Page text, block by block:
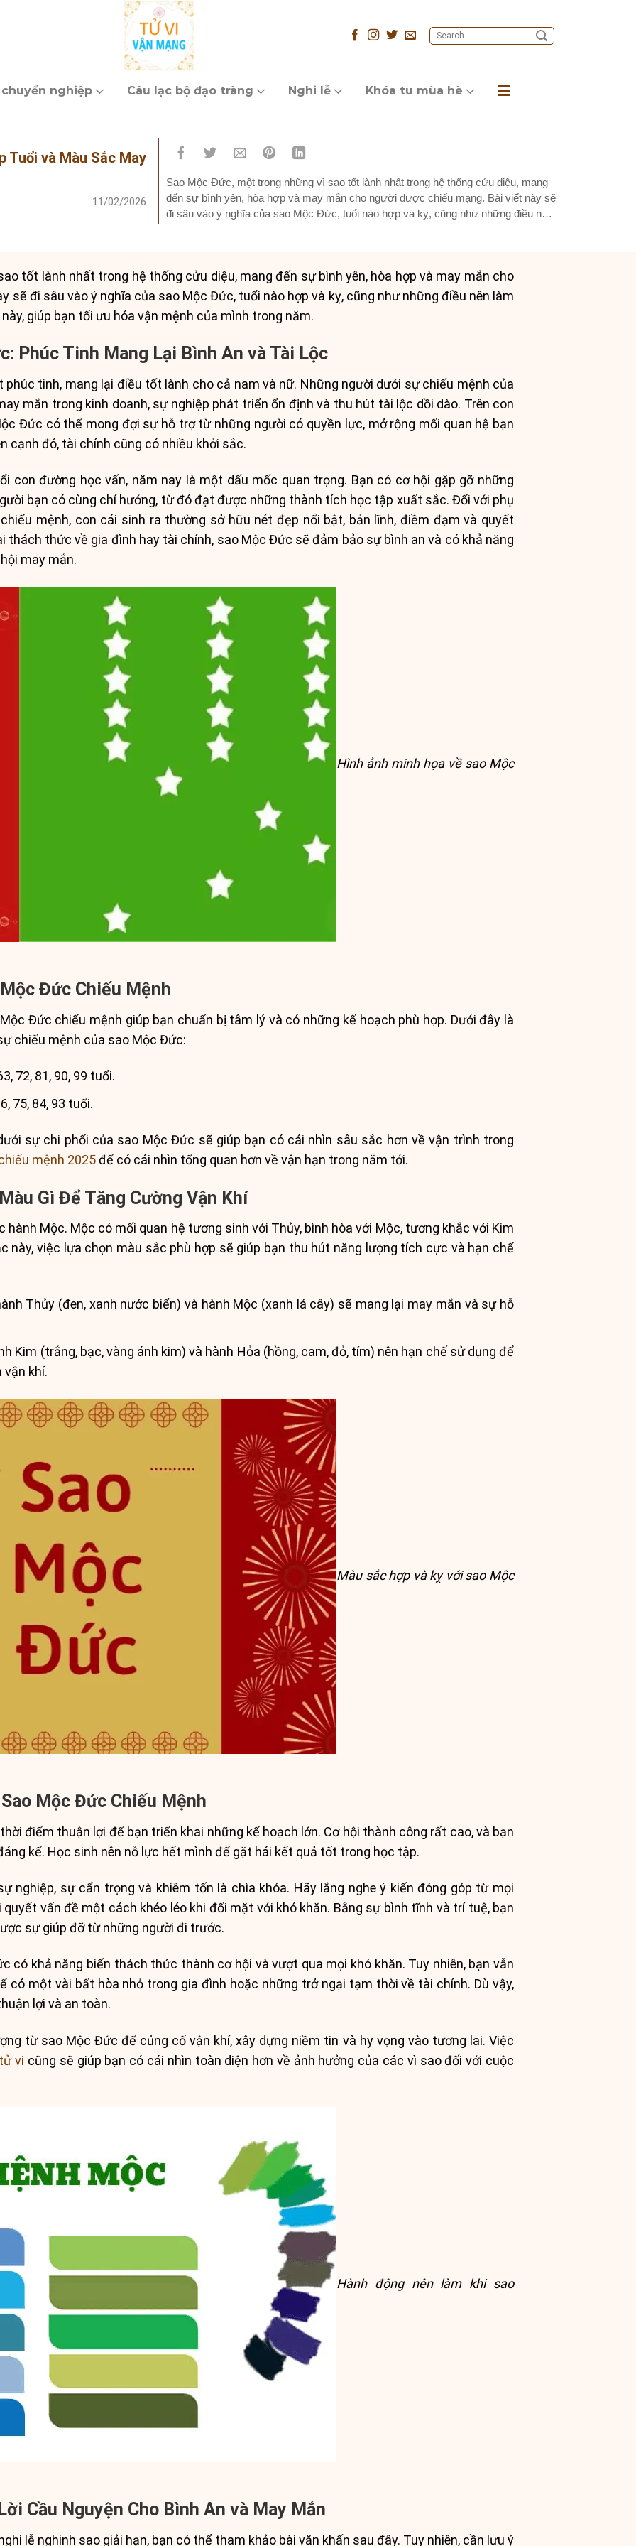
nghiệp Câu lạc bộ đạo tràng Nghi lễ Khóa tu mùa hè
Tuổi và Màu Sắc May
11/02/2026
Sao Mộc Đức, một trong những vì sao tốt lành nhất trong hệ thống cửu diệu, mang
đến sự bình yên, hòa hợp và may mắn cho người được chiếu mạng. Bài viết này sẽ
đi sâu vào ý nghĩa của sao Mộc Đức, tuổi nào hợp và kỵ, cũng như những điều nên
tốt lành nhất trong hệ thống cửu diệu, mang đến sự bình yên, hòa hợp và may mắn cho
sẽ đi sâu vào ý nghĩa của sao Mộc Đức, tuổi nào hợp và kỵ, cũng như những điều nên làm
giúp bạn tối ưu hóa vận mệnh của mình trong năm.
Phúc Tinh Mang Lại Bình An và Tài Lộc
tinh, mang lại điều tốt lành cho cả nam và nữ. Những người dưới sự chiếu mệnh của
mắn trong kinh doanh, sự nghiệp phát triển ổn định và thu hút tài lộc dồi dào. Trên con
Đức có thể mong đợi sự hỗ trợ từ những người có quyền lực, mở rộng mối quan hệ bạn
cạnh đó, tài chính cũng có nhiều khởi sắc.
con đường học vấn, năm nay là một dấu mốc quan trọng. Bạn có cơ hội gặp gỡ những
bạn có cùng chí hướng, từ đó đạt được những thành tích học tập xuất sắc. Đối với phụ
mệnh, con cái sinh ra thường sở hữu nét đẹp nổi bật, bản lĩnh, điềm đạm và quyết
thách thức về gia đình hay tài chính, sao Mộc Đức sẽ đảm bảo sự bình an và có khả năng
may mắn.
Hình ảnh minh họa về sao Mộc
Đức Chiếu Mệnh
Đức chiếu mệnh giúp bạn chuẩn bị tâm lý và có những kế hoạch phù hợp. Dưới đây là
chiếu mệnh của sao Mộc Đức:
72, 81, 90, 99 tuổi.
75, 84, 93 tuổi.
sự chi phối của sao Mộc Đức sẽ giúp bạn có cái nhìn sâu sắc hơn về vận trình trong
mệnh 2025để có cái nhìn tổng quan hơn về vận hạn trong năm tới.
Gì Để Tăng Cường Vận Khí
Mộc. Mộc có mối quan hệ tương sinh với Thủy, bình hòa với Mộc, tương khắc với Kim
này, việc lựa chọn màu sắc phù hợp sẽ giúp bạn thu hút năng lượng tích cực và hạn chế
Thủy (đen, xanh nước biển) và hành Mộc (xanh lá cây) sẽ mang lại may mắn và sự hỗ
Kim (trắng, bạc, vàng ánh kim) và hành Hỏa (hồng, cam, đỏ, tím) nên hạn chế sử dụng để
vận khí.
Màu sắc hợp và kỵ với sao Mộc
Mộc Đức Chiếu Mệnh
điểm thuận lợi để bạn triển khai những kế hoạch lớn. Cơ hội thành công rất cao, và bạn
kể. Học sinh nên nỗ lực hết mình để gặt hái kết quả tốt trong học tập.
nghiệp, sự cẩn trọng và khiêm tốn là chìa khóa. Hãy lắng nghe ý kiến đóng góp từ mọi
vấn đề một cách khéo léo khi đối mặt với khó khăn. Bằng sự bình tĩnh và trí tuệ, bạn
sự giúp đỡ từ những người đi trước.
có khả năng biến thách thức thành cơ hội và vượt qua mọi khó khăn. Tuy nhiên, bạn vẫn
có một vài bất hòa nhỏ trong gia đình hoặc những trở ngại tạm thời về tài chính. Dù vậy,
lợi và an toàn.
từ sao Mộc Đức để củng cố vận khí, xây dựng niềm tin và hy vọng vào tương lai. Việc
vi cũng sẽ giúp bạn có cái nhìn toàn diện hơn về ảnh hưởng của các vì sao đối với cuộc
Hành động nên làm khi sao
Cầu Nguyện Cho Bình An và May Mắn
lễ nghinh sao giải hạn, bạn có thể tham khảo bài văn khấn sau đây. Tuy nhiên, cần lưu ý